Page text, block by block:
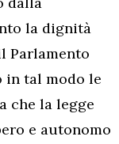
la dignità
Parlamento
in tal modo le
che la legge
e autonomo